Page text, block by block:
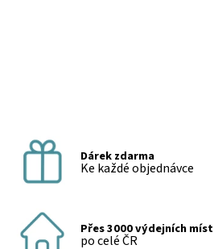
Dárek zdarma
Ke každé objednávce
Přes 3000 výdejních míst
po celé ČR